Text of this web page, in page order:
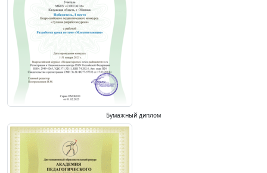
Бумажный диплом